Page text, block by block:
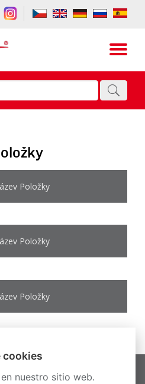
Položky
Položky
Položky
cookies
nuestro sitio web.